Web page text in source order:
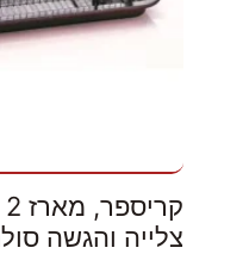
צלייה והגשה